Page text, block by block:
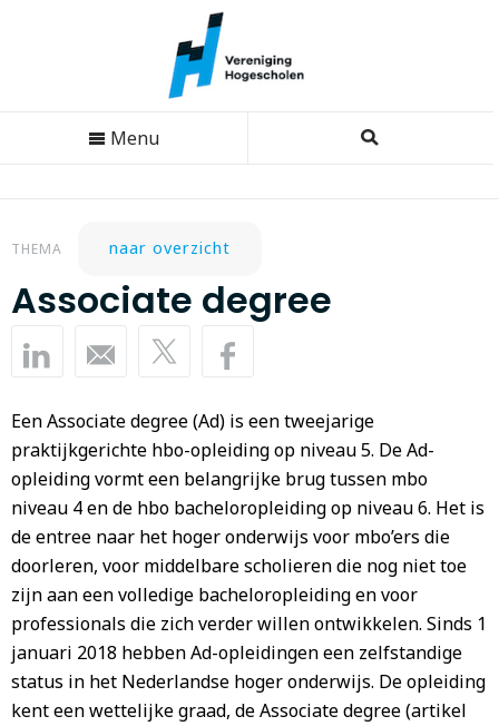
Menu
THEMA naar overzicht
Associate degree
Een Associate degree (Ad) is een tweejarige
praktijkgerichte hbo-opleiding op niveau 5. De Ad-
opleiding vormt een belangrijke brug tussen mbo
niveau 4 en de hbo bacheloropleiding op niveau 6. Het is
de entree naar het hoger onderwijs voor mbo’ers die
doorleren, voor middelbare scholieren die nog niet toe
zijn aan een volledige bacheloropleiding en voor
professionals die zich verder willen ontwikkelen. Sinds 1
januari 2018 hebben Ad-opleidingen een zelfstandige
status in het Nederlandse hoger onderwijs. De opleiding
kent een wettelijke graad, de Associate degree (artikel